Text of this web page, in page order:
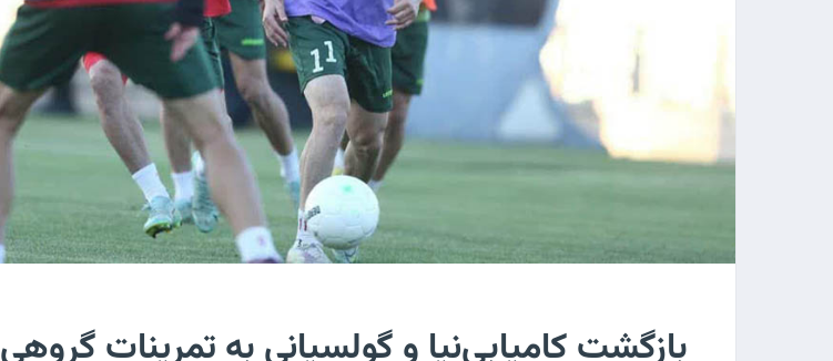
بازگشت کامیابی‌نیا و گولسیانی به تمرینات گروهی